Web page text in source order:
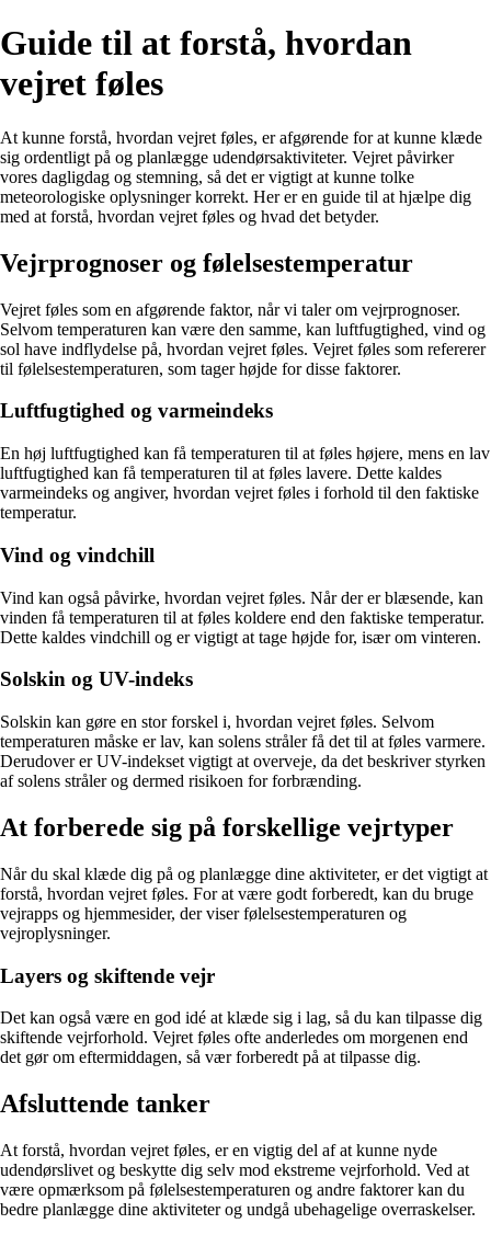
Guide til at forstå, hvordan
vejret føles
At kunne forstå, hvordan vejret føles, er afgørende for at kunne klæde
sig ordentligt på og planlægge udendørsaktiviteter. Vejret påvirker
vores dagligdag og stemning, så det er vigtigt at kunne tolke
meteorologiske oplysninger korrekt. Her er en guide til at hjælpe dig
med at forstå, hvordan vejret føles og hvad det betyder.
Vejrprognoser og følelsestemperatur
Vejret føles som en afgørende faktor, når vi taler om vejrprognoser.
Selvom temperaturen kan være den samme, kan luftfugtighed, vind og
sol have indflydelse på, hvordan vejret føles. Vejret føles som refererer
til følelsestemperaturen, som tager højde for disse faktorer.
Luftfugtighed og varmeindeks
En høj luftfugtighed kan få temperaturen til at føles højere, mens en lav
luftfugtighed kan få temperaturen til at føles lavere. Dette kaldes
varmeindeks og angiver, hvordan vejret føles i forhold til den faktiske
temperatur.
Vind og vindchill
Vind kan også påvirke, hvordan vejret føles. Når der er blæsende, kan
vinden få temperaturen til at føles koldere end den faktiske temperatur.
Dette kaldes vindchill og er vigtigt at tage højde for, især om vinteren.
Solskin og UV-indeks
Solskin kan gøre en stor forskel i, hvordan vejret føles. Selvom
temperaturen måske er lav, kan solens stråler få det til at føles varmere.
Derudover er UV-indekset vigtigt at overveje, da det beskriver styrken
af solens stråler og dermed risikoen for forbrænding.
At forberede sig på forskellige vejrtyper
Når du skal klæde dig på og planlægge dine aktiviteter, er det vigtigt at
forstå, hvordan vejret føles. For at være godt forberedt, kan du bruge
vejrapps og hjemmesider, der viser følelsestemperaturen og
vejroplysninger.
Layers og skiftende vejr
Det kan også være en god idé at klæde sig i lag, så du kan tilpasse dig
skiftende vejrforhold. Vejret føles ofte anderledes om morgenen end
det gør om eftermiddagen, så vær forberedt på at tilpasse dig.
Afsluttende tanker
At forstå, hvordan vejret føles, er en vigtig del af at kunne nyde
udendørslivet og beskytte dig selv mod ekstreme vejrforhold. Ved at
være opmærksom på følelsestemperaturen og andre faktorer kan du
bedre planlægge dine aktiviteter og undgå ubehagelige overraskelser.